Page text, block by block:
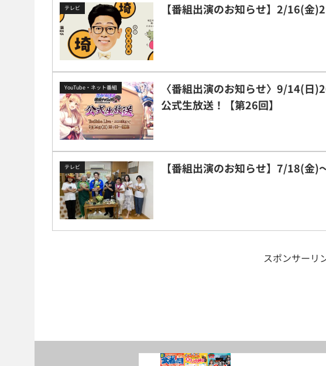
テレビ 【番組出演のお知らせ】2/16(金
YouTube・ネット番組
〈番組出演のお知らせ〉9/14(日
公式生放送！【第26回】
テレビ 【番組出演のお知らせ】7/18(金)
スポンサーリ